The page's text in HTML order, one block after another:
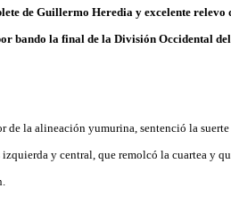
de Guillermo Heredia y excelente
bando la final de la División Occidental
de la alineación yumurina, sentenció la
y central, que remolcó la cuartea y